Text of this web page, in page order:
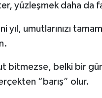
yüzleşmek daha da
yıl, umutlarınızı
bitmezse, belki bir
“barış” olur.